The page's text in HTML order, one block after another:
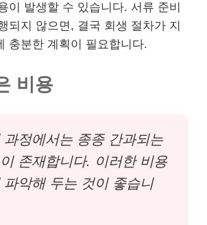
이 발생할 수 있습니다. 서류 준비
되지 않으면, 결국 회생 절차가 지
충분한 계획이 필요합니다.
비용
과정에서는 종종 간과되는
존재합니다. 이러한 비용
파악해 두는 것이 좋습니